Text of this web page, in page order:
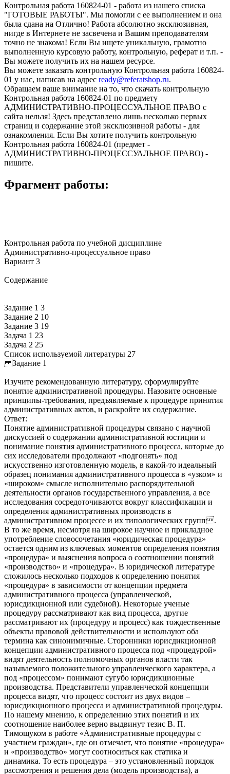
Контрольная работа 160824-01 - работа из нашего списка
"ГОТОВЫЕ РАБОТЫ". Мы помогли с ее выполнением и она
была сдана на Отлично! Работа абсолютно эксклюзивная,
нигде в Интернете не засвечена и Вашим преподавателям
точно не знакома! Если Вы ищете уникальную, грамотно
выполненную курсовую работу, контрольную, реферат и т.п. -
Вы можете получить их на нашем ресурсе.
Вы можете заказать контрольную Контрольная работа 160824-
01 у нас, написав на адрес ready@referatshop.ru.
Обращаем ваше внимание на то, что скачать контрольную
Контрольная работа 160824-01 по предмету
АДМИНИСТРАТИВНО-ПРОЦЕССУАЛЬНОЕ ПРАВО с
сайта нельзя! Здесь представлено лишь несколько первых
страниц и содержание этой эксклюзивной работы - для
ознакомления. Если Вы хотите получить контрольную
Контрольная работа 160824-01 (предмет -
АДМИНИСТРАТИВНО-ПРОЦЕССУАЛЬНОЕ ПРАВО) -
пишите.
Фрагмент работы:
Контрольная работа по учебной дисциплине
Административно-процессуальное право
Вариант 3
Содержание
Задание 1 3
Задание 2 10
Задание 3 19
Задача 1 23
Задача 2 25
Список используемой литературы 27
Задание 1
Изучите рекомендованную литературу, сформулируйте
понятие административной процедуры. Назовите основные
принципы-требования, предъявляемые к процедуре принятия
административных актов, и раскройте их содержание.
Ответ:
Понятие административной процедуры связано с научной
дискуссией о содержании административной юстиции и
понимание понятия административного процесса, которые до
сих исследователи продолжают «подгонять» под
искусственно изготовленную модель, в какой-то идеальный
образец понимания административного процесса в «узком» и
«широком» смысле исполнительно распорядительной
деятельности органов государственного управления, а все
исследования сосредоточиваются вокруг классификации и
определения административных производств в
административном процессе и их типологических групп.
В то же время, несмотря на широкое научное и прикладное
употребление словосочетания «юридическая процедура»
остается одним из ключевых моментов определения понятия
«процедура» и выяснения вопроса о соотношении понятий
«производство» и «процедура». В юридической литературе
сложилось несколько подходов к определению понятия
«процедура» в зависимости от концепции предмета
административного процесса (управленческой,
юрисдикционной или судебной). Некоторые ученые
процедуру рассматривают как вид процесса, другие
рассматривают их (процедуру и процесс) как тождественные
объекты правовой действительности и используют оба
термина как синонимичные. Сторонники юрисдикционной
концепции административного процесса под «процедурой»
видят деятельность полномочных органов власти так
называемого положительного управленческого характера, а
под «процессом» понимают сугубо юрисдикционные
производства. Представители управленческой концепции
процесса видят, что процесс состоит из двух видов –
юрисдикционного процесса и административной процедуры.
По нашему мнению, к определению этих понятий и их
соотношение наиболее верно выдвинут тезис В. П.
Тимощуком в работе «Административные процедуры с
участием граждан», где он отмечает, что понятие «процедура»
и «производство» могут соотноситься как статика и
динамика. То есть процедура – это установленный порядок
рассмотрения и решения дела (модель производства), а